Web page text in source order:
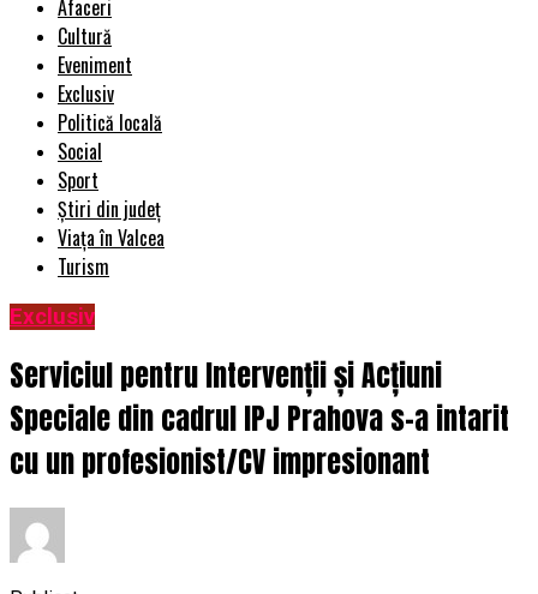
Afaceri
Cultură
Eveniment
Exclusiv
Politică locală
Social
Sport
Știri din județ
Viața în Valcea
Turism
Exclusiv
Serviciul pentru Intervenții și Acțiuni
Speciale din cadrul IPJ Prahova s-a intarit
cu un profesionist/CV impresionant